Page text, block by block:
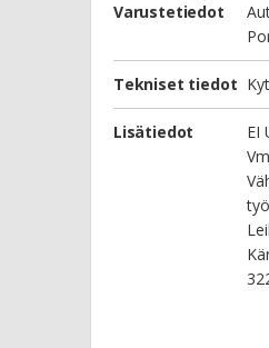
Varustetiedot
Tekniset tiedot
Lisätiedot
EI